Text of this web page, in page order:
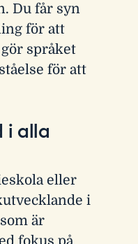
Du får syn
för att
språket
för att
i alla
eller
i
är